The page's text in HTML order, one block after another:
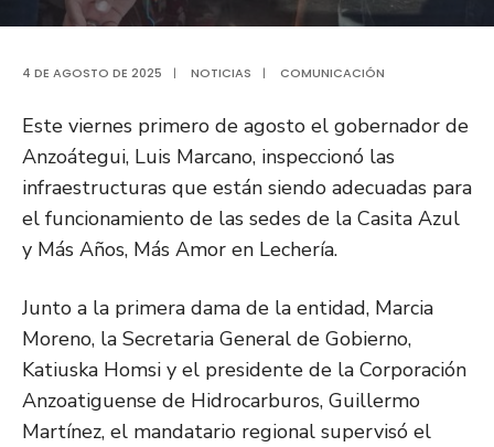
4 DE AGOSTO DE 2025 | NOTICIAS | COMUNICACIÓN
Este viernes primero de agosto el gobernador de
Anzoátegui, Luis Marcano, inspeccionó las
infraestructuras que están siendo adecuadas para
el funcionamiento de las sedes de la Casita Azul
y Más Años, Más Amor en Lechería.
Junto a la primera dama de la entidad, Marcia
Moreno, la Secretaria General de Gobierno,
Katiuska Homsi y el presidente de la Corporación
Anzoatiguense de Hidrocarburos, Guillermo
Martínez, el mandatario regional supervisó el